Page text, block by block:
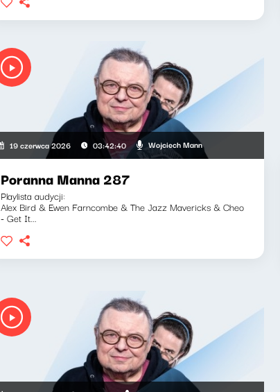
19 czerwca 2026 03:42:40 Wojciech Mann
Poranna Manna 287
Playlista audycji:
Alex Bird & Ewen Farncombe & The Jazz Mavericks & Cheo
- Get It...